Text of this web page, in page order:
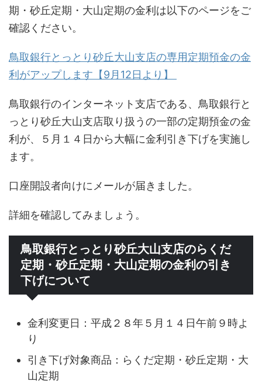
期・砂丘定期・大山定期の金利は以下のページをご
確認ください。
鳥取銀行とっとり砂丘大山支店の専用定期預金の金
利がアップします【9月12日より】
鳥取銀行のインターネット支店である、鳥取銀行と
っとり砂丘大山支店取り扱うの一部の定期預金の金
利が、５月１４日から大幅に金利引き下げを実施し
ます。
口座開設者向けにメールが届きました。
詳細を確認してみましょう。
鳥取銀行とっとり砂丘大山支店のらくだ
定期・砂丘定期・大山定期の金利の引き
下げについて
金利変更日：平成２８年５月１４日午前９時よ
り
引き下げ対象商品：らくだ定期・砂丘定期・大
山定期